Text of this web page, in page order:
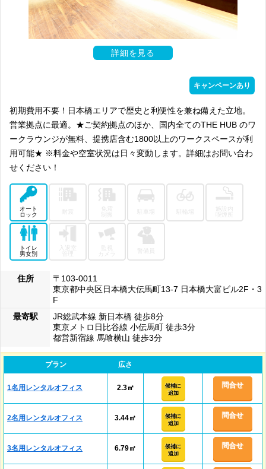
詳細を見る
キャンペーンあり
初期費用不要！日本橋エリアで歴史と利便性を兼ね備えた立地。
営業拠点に最適。★ご契約拠点のほか、国内全てのTHE HUB のワ
ークラウンジが無料、提携店含む1800以上のワークスペースが利
用可能★ ※料金や空室状況は日々変動します。詳細はお問い合わ
せください！
オート
ロック
喫煙所
トイレ
男女別
入退室
カメラ
警備員
住所
〒103-0011
東京都中央区日本橋大伝馬町13-7 日本橋大富ビル2F・3
F
最寄駅
JR総武本線 新日本橋 徒歩8分
東京メトロ日比谷線 小伝馬町 徒歩3分
都営新宿線 馬喰横山 徒歩3分
プラン 広さ
1名用レンタルオフィス 2.3㎡
候補に
追加
問合せ
2名用レンタルオフィス 3.44㎡
候補に
追加
問合せ
3名用レンタルオフィス 6.79㎡
候補に
追加
問合せ